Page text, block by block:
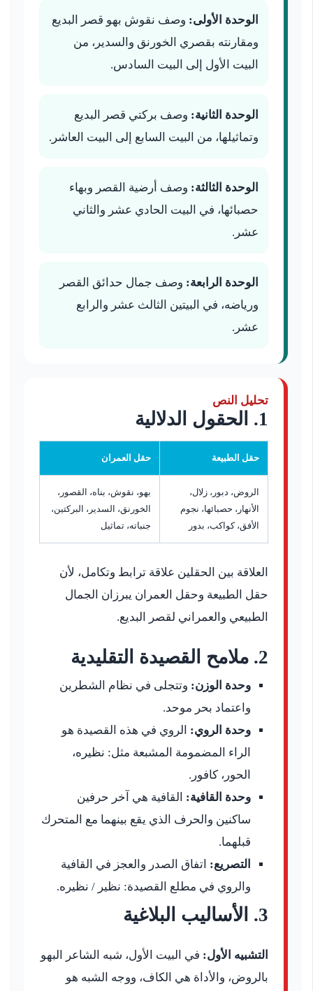
الوحدة الأولى: وصف نقوش بهو قصر البديع
ومقارنته بقصري الخورنق والسدير، من
البيت الأول إلى البيت السادس.
الوحدة الثانية: وصف بركتي قصر البديع
وتماثيلها، من البيت السابع إلى البيت العاشر.
الوحدة الثالثة: وصف أرضية القصر وبهاء
حصبائها، في البيت الحادي عشر والثاني
عشر.
الوحدة الرابعة: وصف جمال حدائق القصر
ورياضه، في البيتين الثالث عشر والرابع
عشر.
تحليل النص
1. الحقول الدلالية
حقل الطبيعة حقل العمران
الروض، دبور، زلال،
الأنهار، حصبائها، نجوم
الأفق، كواكب، بدور
بهو، نقوش، بناه، القصور،
الخورنق، السدير، البركتين،
جنباته، تماثيل
العلاقة بين الحقلين علاقة ترابط وتكامل، لأن
حقل الطبيعة وحقل العمران يبرزان الجمال
الطبيعي والعمراني لقصر البديع.
2. ملامح القصيدة التقليدية
وحدة الوزن: وتتجلى في نظام الشطرين
واعتماد بحر موحد.
وحدة الروي: الروي في هذه القصيدة هو
الراء المضمومة المشبعة مثل: نظيره،
الحور، كافور.
وحدة القافية: القافية هي آخر حرفين
ساكنين والحرف الذي يقع بينهما مع المتحرك
قبلهما.
التصريع: اتفاق الصدر والعجز في القافية
والروي في مطلع القصيدة: نظير / نظيره.
3. الأساليب البلاغية
التشبيه الأول: في البيت الأول، شبه الشاعر البهو
بالروض، والأداة هي الكاف، ووجه الشبه هو